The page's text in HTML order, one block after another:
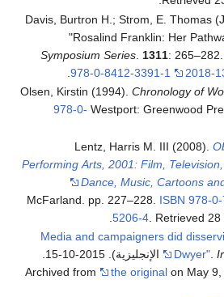
Davis, Burtron H.; Strom, E. Thomas
"Rosalind Franklin: Her
Symposium Series 1311:
2018-
978-0-8412-3391-1
.
Olsen, Kirstin (1994).Chronology of
Westport: Greenwood
978-0-
Lentz, Harris M. III (2008).
Performing Arts, 2001: Film,
Dance, Music, Cartoons
ISBN 978-
5206-4 . Retrieved 28
.
"Media and campaigners did
Dwyer" .
Archived from
the original on May